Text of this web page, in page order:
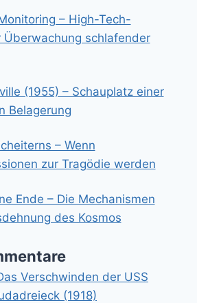
– High-Tech-
Überwachung schlafender
(1955) – Schauplatz einer
Belagerung
– Wenn
zur Tragödie werden
Ende – Die Mechanismen
des Kosmos
Verschwinden der USS
(1918)